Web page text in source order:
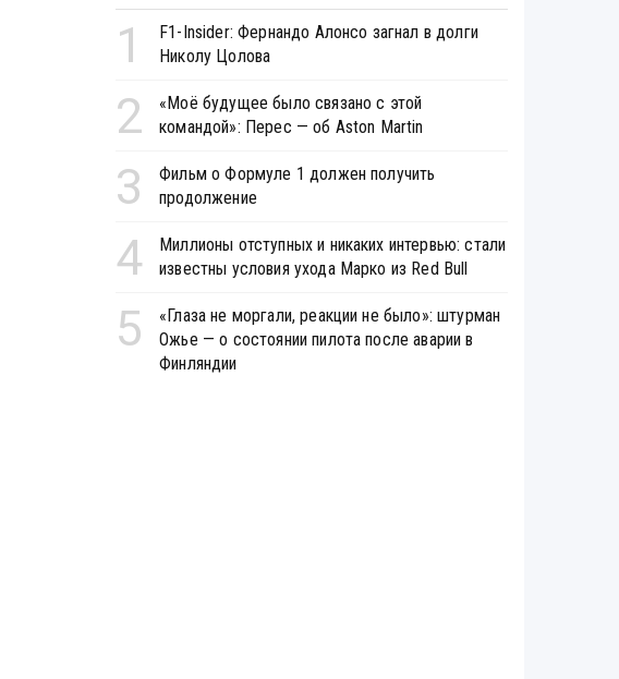
1
F1-Insider: Фернандо Алонсо загнал в долги
Николу Цолова
2
«Моё будущее было связано с этой
командой»: Перес — об Aston Martin
3
Фильм о Формуле 1 должен получить
продолжение
4
Миллионы отступных и никаких интервью: стали
известны условия ухода Марко из Red Bull
5
«Глаза не моргали, реакции не было»: штурман
Ожье — о состоянии пилота после аварии в
Финляндии